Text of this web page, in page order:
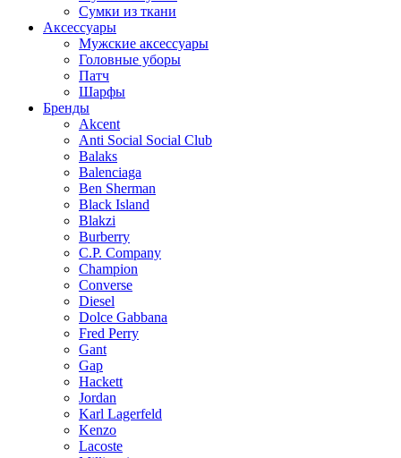
Сумки из ткани
Аксессуары
Мужские аксессуары
Головные уборы
Патч
Шарфы
Бренды
Akcent
Anti Social Social Club
Balaks
Balenciaga
Ben Sherman
Black Island
Blakzi
Burberry
C.P. Company
Champion
Converse
Diesel
Dolce Gabbana
Fred Perry
Gant
Gap
Hackett
Jordan
Karl Lagerfeld
Kenzo
Lacoste